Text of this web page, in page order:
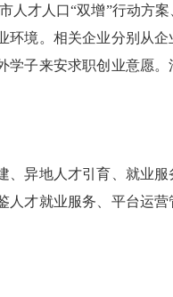
才人口“双增”行动方案
境。相关企业分别从企
学子来安求职创业意愿
异地人才引育、就业服
才就业服务、平台运